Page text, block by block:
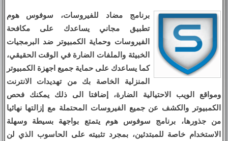
برنامج مضاد للفيروسات، سوفوس هوم
تطبيق مجاني يساعدك على مكافحة
الفيروسات وحماية الكمبيوتر ضد البرمجيات
الخبيثة والملفات الضارة في الوقت الحقيقي،
كما يساعدك على حماية جميع اجهزة الكمبيوتر
المنزلية الخاصة بك من تهديدات الانترنت
ومواقع الويب الاحتيالية الضارة، إضافتا الى ذلك يمكنك فحص
الكمبيوتر والكشف عن جميع الفيروسات المحتملة مع إزالتها نهائيا
من جذورها، برنامج سوفوس هوم يتمتع بواجهة بسيطة وسهلة
الاستخدام خاصة للمبتدئين، بمجرد تثبيته على الحاسوب الذي لن